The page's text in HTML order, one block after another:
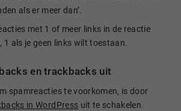
als er meer dan’.
met 1 of meer links in de reactie
1 als je geen links wilt toestaan.
en trackbacks uit
spamreacties te voorkomen, is door
in WordPress uit te schakelen.